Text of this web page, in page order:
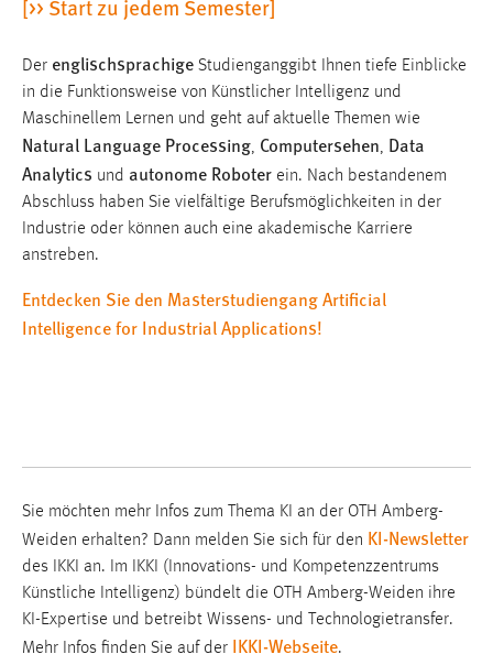
[>> Start zu jedem Semester]
Der englischsprachige Studienganggibt Ihnen tiefe Einblicke
in die Funktionsweise von Künstlicher Intelligenz und
Maschinellem Lernen und geht auf aktuelle Themen wie
Natural Language Processing, Computersehen, Data
Analytics und autonome Roboter ein. Nach bestandenem
Abschluss haben Sie vielfältige Berufsmöglichkeiten in der
Industrie oder können auch eine akademische Karriere
anstreben.
Entdecken Sie den Masterstudiengang Artificial
Intelligence for Industrial Applications!
Sie möchten mehr Infos zum Thema KI an der OTH Amberg-
Weiden erhalten? Dann melden Sie sich für den KI-Newsletter
des IKKI an. Im IKKI (Innovations- und Kompetenzzentrums
Künstliche Intelligenz) bündelt die OTH Amberg-Weiden ihre
KI-Expertise und betreibt Wissens- und Technologietransfer.
Mehr Infos finden Sie auf der IKKI-Webseite.
Zweck:
einloggen zu können.
Cookie Laufzeit:
STATISTIK
Statistik Cookies erfassen Informationen anonym.
unsere Besucher unsere Website nutzen.
Zweck:
Cookie Laufzeit:
Max. 13 Monate
MARKETING